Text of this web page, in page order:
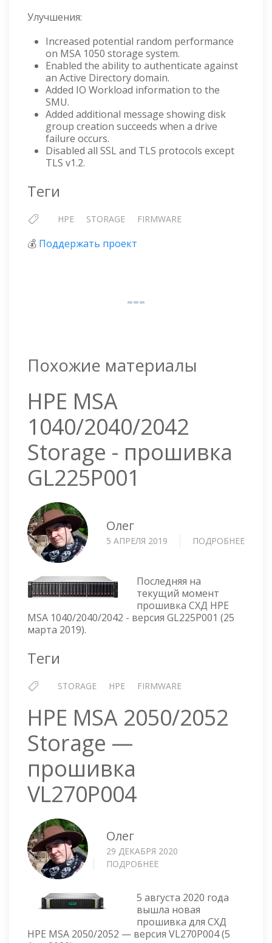
Улучшения:
Increased potential random performance
on MSA 1050 storage system.
Enabled the ability to authenticate against
an Active Directory domain.
Added IO Workload information to the
SMU.
Added additional message showing disk
group creation succeeds when a drive
failure occurs.
Disabled all SSL and TLS protocols except
TLS v1.2.
Теги
HPE STORAGE FIRMWARE
💰 Поддержать проект
Похожие материалы
HPE MSA
1040/2040/2042
Storage - прошивка
GL225P001
Олег
5 АПРЕЛЯ 2019 ПОДРОБНЕЕ
Последняя на
текущий момент
прошивка СХД HPE
MSA 1040/2040/2042 - версия GL225P001 (25
марта 2019).
Теги
STORAGE HPE FIRMWARE
HPE MSA 2050/2052
Storage —
прошивка
VL270P004
Олег
29 ДЕКАБРЯ 2020
ПОДРОБНЕЕ
2050/2052
STORAGE
—
ПРОШИВКА
5 августа 2020 года
вышла новая
прошивка для СХД
HPE MSA 2050/2052 — версия VL270P004 (5